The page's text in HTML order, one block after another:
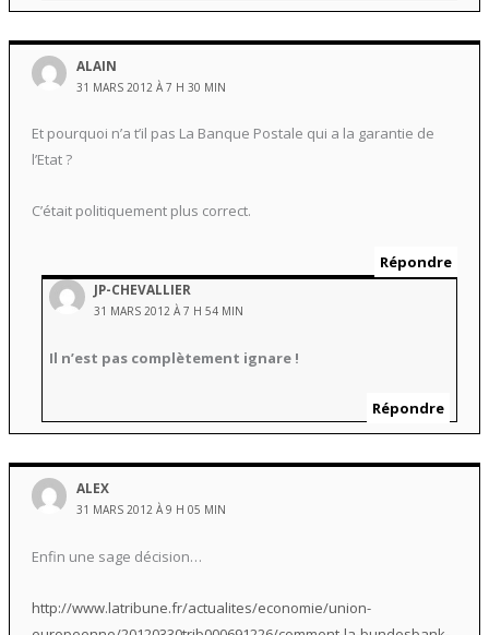
ALAIN
31 MARS 2012 À 7 H 30 MIN
Et pourquoi n’a t’il pas La Banque Postale qui a la garantie de
l’Etat ?
C’était politiquement plus correct.
Répondre
JP-CHEVALLIER
31 MARS 2012 À 7 H 54 MIN
Il n’est pas complètement ignare !
Répondre
ALEX
31 MARS 2012 À 9 H 05 MIN
Enfin une sage décision…
http://www.latribune.fr/actualites/economie/union-